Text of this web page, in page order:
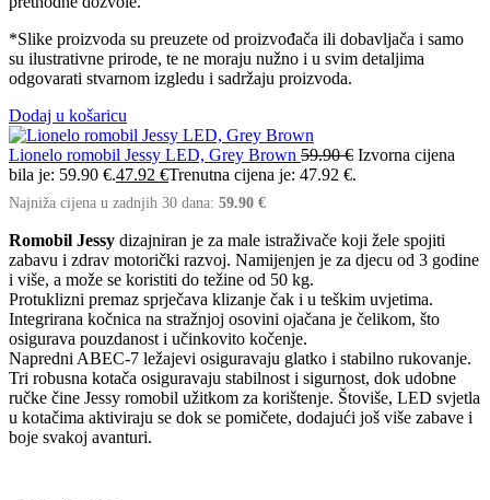
*Slike proizvoda su preuzete od proizvođača ili dobavljača i samo
su ilustrativne prirode, te ne moraju nužno i u svim detaljima
odgovarati stvarnom izgledu i sadržaju proizvoda.
Dodaj u košaricu
Lionelo romobil Jessy LED, Grey Brown 59.90€ Izvorna cijena
bila je: 59.90 €.47.92 €Trenutna cijena je: 47.92 €.
Najniža cijena u zadnjih 30 dana: 59.90 €
Romobil Jessy dizajniran je za male istraživače koji žele spojiti
zabavu i zdrav motorički razvoj. Namijenjen je za djecu od 3 godine
i više, a može se koristiti do težine od 50 kg.
Protuklizni premaz sprječava klizanje čak i u teškim uvjetima.
Integrirana kočnica na stražnjoj osovini ojačana je čelikom, što
osigurava pouzdanost i učinkovito kočenje.
Napredni ABEC-7 ležajevi osiguravaju glatko i stabilno rukovanje.
Tri robusna kotača osiguravaju stabilnost i sigurnost, dok udobne
ručke čine Jessy romobil užitkom za korištenje. Štoviše, LED svjetla
u kotačima aktiviraju se dok se pomičete, dodajući još više zabave i
boje svakoj avanturi.